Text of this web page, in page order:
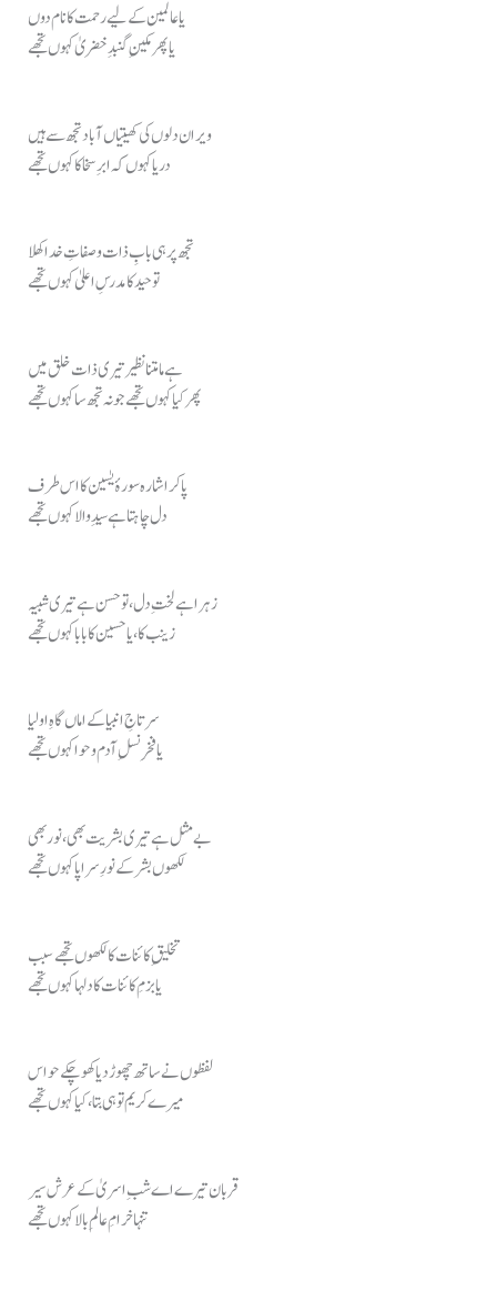
یا عالمین کے لیے رحمت کا نام دوں
یا پھر مکینِ گنبدِ خضریٰ کہوں تجھے
ویران دلوں کی کھیتیاں آباد تجھ سے ہیں
دریا کہوں کہ ابرِ سخا کا کہوں تجھے
تجھ پر ہی بابِ ذات و صفاتِ خدا کھلا
توحید کا مدرسِ اعلیٰ کہوں تجھے
ہے مامتنا نظیر تیری ذات خلق میں
پھر کیا کہوں تجھے جو نہ تجھ سا کہوں تجھے
پا کر اشارہ سورۂ یٰسین کا اس طرف
دل چاہتا ہے سیدِ والا کہوں تجھے
زہرا ہے لختِ دل، تو حسن ہے تیری شبیہ
زینب کا، یا حسین کا بابا کہوں تجھے
سرتاجِ انبیا کے اماں گاہِ اولیا
یا فخرِ نسلِ آدم و حوا کہوں تجھے
بے مثل ہے تیری بشریت بھی، نور بھی
لکھوں بشر کے نورِ سراپا کہوں تجھے
تخلیقِ کائنات کا لکھوں تجھے سبب
یا بزمِ کائنات کا دلہا کہوں تجھے
لفظوں نے ساتھ چھوڑ دیا کھو چکے حواس
میرے کریم تو ہی بتا، کیا کہوں تجھے
قربان تیرے اے شبِ اسریٰ کے عرش سیر
تنہا خرامِ عالمِ بالا کہوں تجھے